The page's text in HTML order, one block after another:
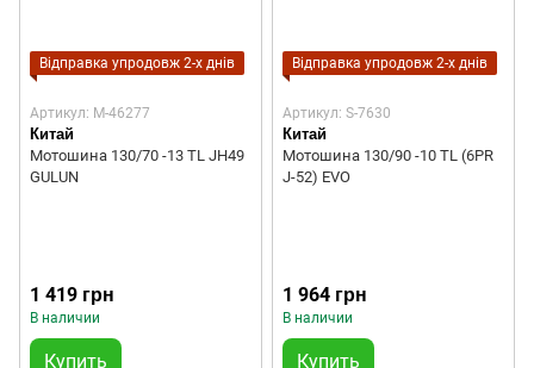
Відправка упродовж 2-х днів
Артикул: M-46277
Китай
Мотошина 130/70 -13 TL JH49
GULUN
1 419 грн
В наличии
Купить
Відправка упродовж 2-х днів
Артикул: S-7630
Китай
Мотошина 130/90 -10 TL (6PR
J-52) EVO
1 964 грн
В наличии
Купить